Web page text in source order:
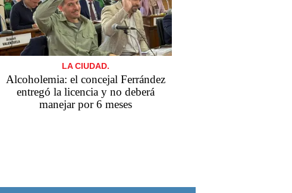
LA CIUDAD.
Alcoholemia: el concejal Ferrández
entregó la licencia y no deberá
manejar por 6 meses